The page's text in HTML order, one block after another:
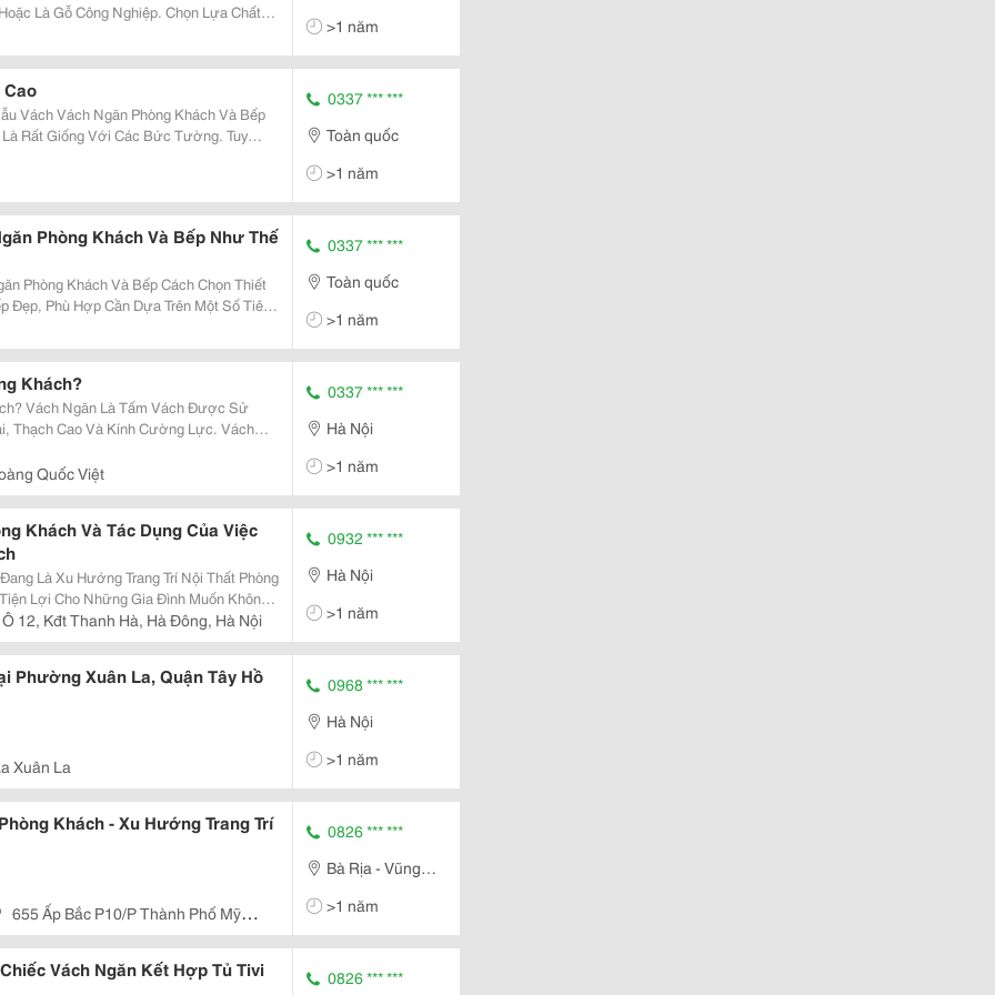
Là Gỗ Công Nghiệp. Chọn Lựa Chất
Khách Với Các...
>1 năm
Rất Giống Với Các Bức Tường. Tuy
0337 *** ***
Toàn quốc
>1 năm
Phòng Khách Và Bếp Như Thế
Và Bếp Cách Chọn Thiết
Đẹp, Phù Hợp Cần Dựa Trên Một Số Tiêu
Của...
0337 *** ***
Toàn quốc
>1 năm
Khách?
Sử
Thạch Cao Và Kính Cường Lực. Vách
Phòng Khác Nhau. Vách Ngăn Phòng...
Quốc Việt
0337 *** ***
Hà Nội
>1 năm
Khách Và Tác Dụng Của Việc
Là Xu Hướng Trang Trí Nội Thất Phòng
Lợi Cho Những Gia Đình Muốn Không
Chia Được Các Khu Vực Riêng. Bên
Thì...
12, Kđt Thanh Hà, Hà Đông, Hà Nội
0932 *** ***
Hà Nội
>1 năm
Phường Xuân La, Quận Tây Hồ
Xuân La
0968 *** ***
Hà Nội
>1 năm
Khách - Xu Hướng Trang Trí
655 Ấp Bắc P10/P Thành Phố Mỹ
0826 *** ***
Bà Rịa - Vũng
>1 năm
Vách Ngăn Kết Hợp Tủ Tivi 0826 *** ***